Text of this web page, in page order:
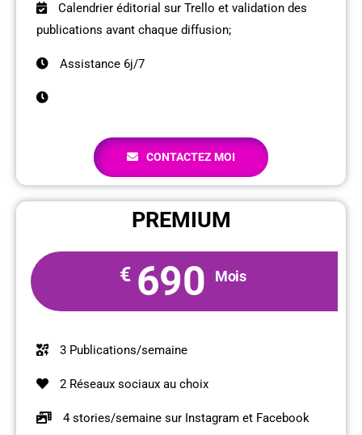
Calendrier éditorial sur Trello et validation des
publications avant chaque diffusion;
Assistance 6j/7
CONTACTEZ MOI
PREMIUM
€ 690 Mois
3 Publications/semaine
2 Réseaux sociaux au choix
4 stories/semaine sur Instagram et Facebook